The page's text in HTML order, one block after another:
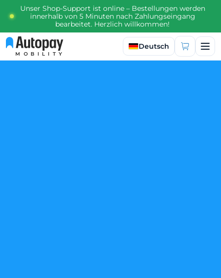
Unser Shop-Support ist online – Bestellungen werden
innerhalb von 5 Minuten nach Zahlungseingang
bearbeitet. Herzlich willkommen!
MOBILITY
Sprache auswählen
Deutsch